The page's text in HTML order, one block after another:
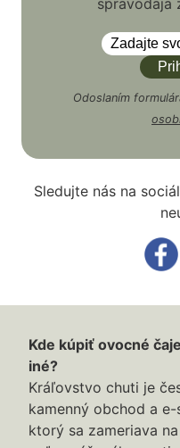
Odoslaním
Sledujte nás na
Kde kúpiť ovocné
iné?
Kráľovstvo chuti je
kamenný obchod a e-
ktorý sa zameriava